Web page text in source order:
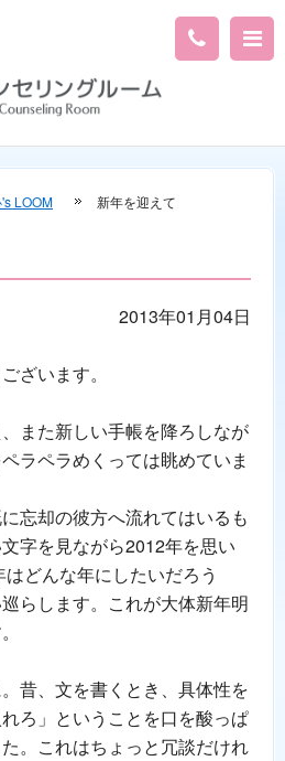
LOOM 新年を迎えて
2013年01月04日
ざいます。
また新しい手帳を降ろしなが
ラペラめくっては眺めていま
忘却の彼方へ流れてはいるも
字を見ながら2012年を思い
どんな年にしたいだろう
らします。これが大体新年明
昔、文を書くとき、具体性を
ろ」ということを口を酸っぱ
。これはちょっと冗談だけれ